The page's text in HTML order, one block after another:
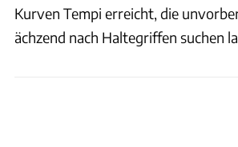
Kurven Tempi erreicht, die
ächzend nach Haltegriffen suchen